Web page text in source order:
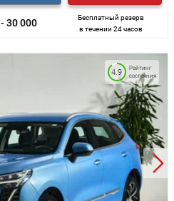
- 30 000
Бесплатный резерв
в течении 24 часов
Рейтинг
состояния
4.9